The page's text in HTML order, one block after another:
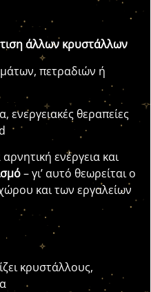
άλλων κρυστάλλων
πετραδιών ή
ενεργειακές θεραπείες
ενέργεια και
– γι’ αυτό θεωρείται ο
και των εργαλείων
κρυστάλλους,